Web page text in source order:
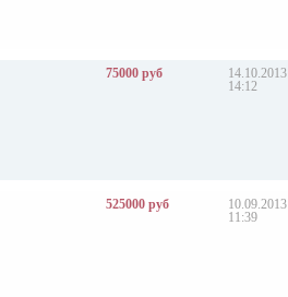
14.10.2013
14:12
75000 руб
10.09.2013
11:39
525000 руб